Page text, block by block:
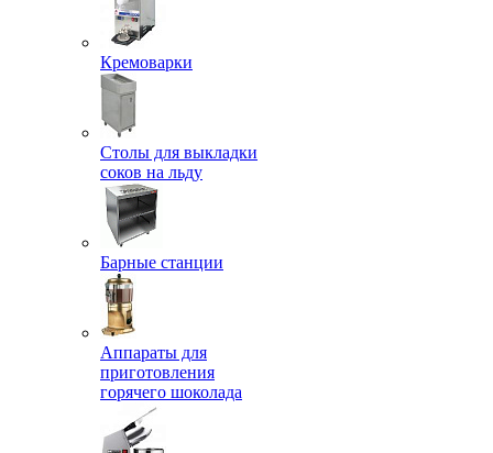
Кремоварки
Столы для выкладки
соков на льду
Барные станции
Аппараты для
приготовления
горячего шоколада